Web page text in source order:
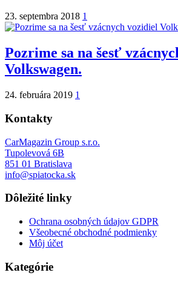
23. septembra 2018 1
Pozrime sa na šesť
Volkswagen.
24. februára 2019 1
Kontakty
CarMagazin Group s.r.o.
Tupolevová 6B
851 01 Bratislava
info@spiatocka.sk
Dôležité linky
Ochrana osobných údajov GDPR
Všeobecné obchodné podmienky
Môj účet
Kategórie